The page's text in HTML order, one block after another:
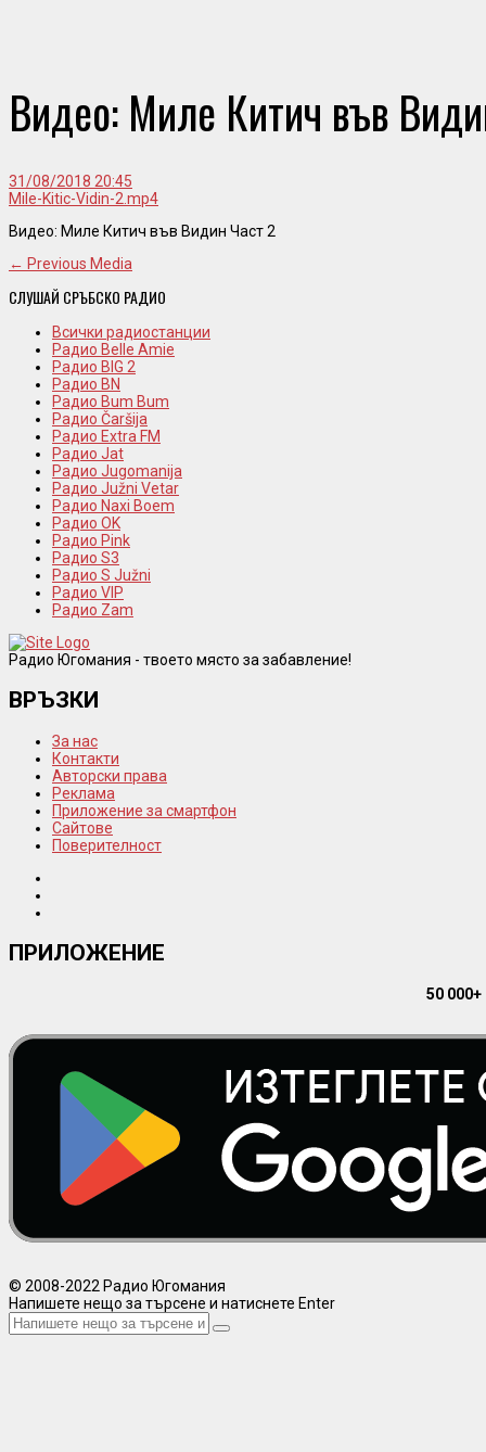
Видео: Миле Китич във
31/08/2018 20:45
Mile-Kitic-Vidin-2.mp4
Видео: Миле Китич във Видин Част 2
← Previous Media
СЛУШАЙ СРЪБСКО РАДИО
Всички радиостанции
Радио Belle Amie
Радио BIG 2
Радио BN
Радио Bum Bum
Радио Čaršija
Радио Extra FM
Радио Jat
Радио Jugomanija
Радио Južni Vetar
Радио Naxi Boem
Радио OK
Радио Pink
Радио S3
Радио S Južni
Радио VIP
Радио Zam
Радио Югомания - твоето място за забавление!
ВРЪЗКИ
За нас
Контакти
Авторски права
Реклама
Приложение за смартфон
Сайтове
Поверителност
ПРИЛОЖЕНИЕ
50
© 2008-2022 Радио Югомания
Напишете нещо за търсене и натиснете Enter